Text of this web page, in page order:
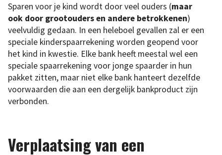
Sparen voor je kind wordt door veel ouders (maar
ook door grootouders en andere betrokkenen)
veelvuldig gedaan. In een heleboel gevallen zal er een
speciale kinderspaarrekening worden geopend voor
het kind in kwestie. Elke bank heeft meestal wel een
speciale spaarrekening voor jonge spaarder in hun
pakket zitten, maar niet elke bank hanteert dezelfde
voorwaarden die aan een dergelijk bankproduct zijn
verbonden.
Verplaatsing van een